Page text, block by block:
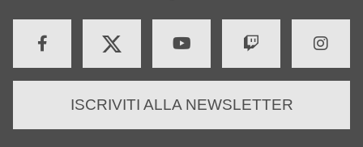
ISCRIVITI ALLA NEWSLETTER